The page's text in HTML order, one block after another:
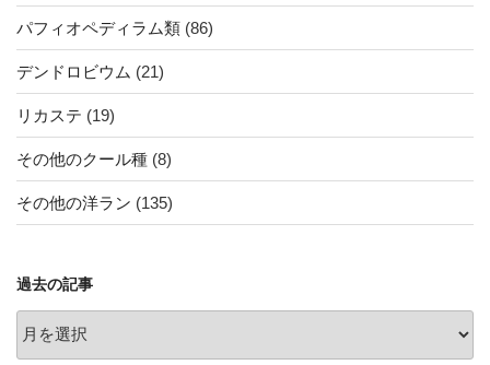
パフィオペディラム類 (86)
デンドロビウム (21)
リカステ (19)
その他のクール種 (8)
その他の洋ラン (135)
過去の記事
去